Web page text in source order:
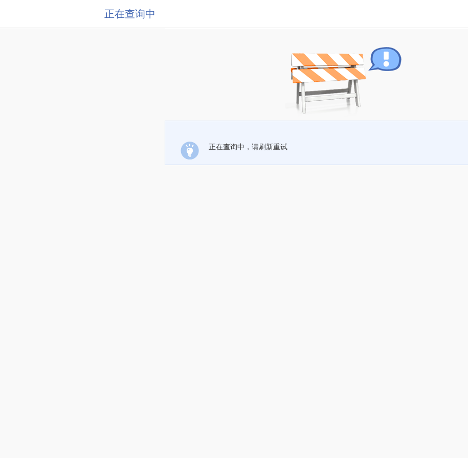
正在查询中
正在查询中，请刷新重试